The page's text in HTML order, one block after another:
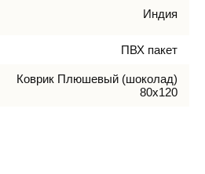
Индия
ПВХ пакет
Коврик Плюшевый (шоколад)
80х120